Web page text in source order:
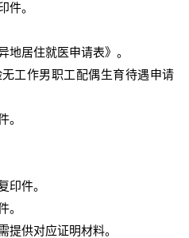
件。
地居住就医申请表》。
工作男职工配偶生育待遇申请
。
印件。
。
提供对应证明材料。